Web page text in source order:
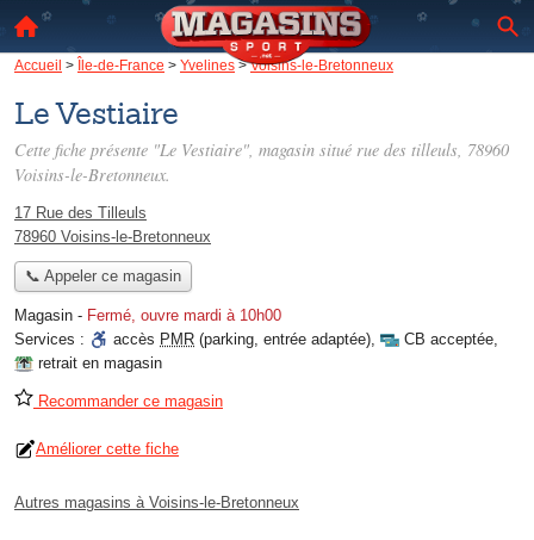
Accueil > Île-de-France > Yvelines>Voisins-le-Bretonneux
Le Vestiaire
Cette fiche présente "Le Vestiaire", magasin situé rue des tilleuls, 78960
Voisins-le-Bretonneux.
17 Rue des Tilleuls
78960 Voisins-le-Bretonneux
📞 Appeler ce magasin
Magasin - Fermé, ouvre mardi à 10h00
Services :
accès PMR (parking, entrée adaptée), CB acceptée,
retrait en magasin
Recommander ce magasin
Améliorer cette fiche
Autres magasins à Voisins-le-Bretonneux